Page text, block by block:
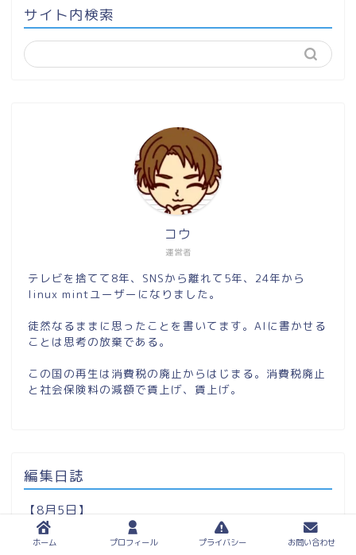
サイト内検索
運営者
コウ
テレビを捨てて8年、SNSから離れて5年、24年から
linux mintユーザーになりました。
徒然なるままに思ったことを書いてます。AIに書かせる
ことは思考の放棄である。
この国の再生は消費税の廃止からはじまる。消費税廃止
と社会保険料の減額で賃上げ、賃上げ。
編集日誌
【8月5日】
本日、2019年より夫婦二人で応援してきました「れ
いわオーナーズ」を退会いたしました。オーナーズの
ホーム プロフィール プライバシー お問い合わせ